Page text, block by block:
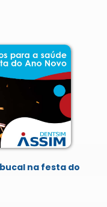
na festa do